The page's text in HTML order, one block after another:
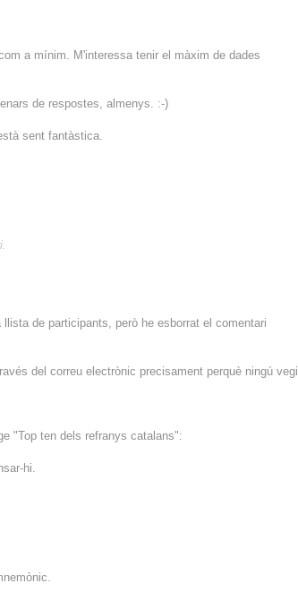
a mínim. M'interessa tenir el màxim de dades
de respostes, almenys. :-)
sent fantàstica.
de participants, però he esborrat el comentari
del correu electrònic precisament perquè ningú vegi
"Top ten dels refranys catalans":
hi.